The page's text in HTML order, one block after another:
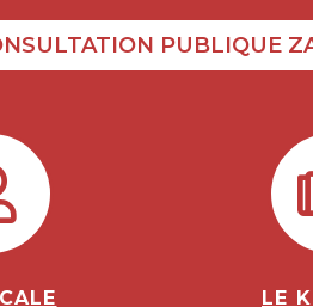
PUBLIQUE
LE